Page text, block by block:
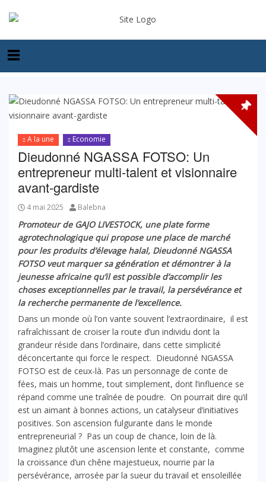
A la une Economie
Dieudonné NGASSA FOTSO: Un
entrepreneur multi-talent et visionnaire
avant-gardiste
4 mai 2025 Balebna
Promoteur de GAJO LIVESTOCK, une plate forme
agrotechnologique qui propose une place de marché
pour les produits d’élevage halal, Dieudonné NGASSA
FOTSO veut marquer sa génération et démontrer à la
jeunesse africaine qu’il est possible d’accomplir les
choses exceptionnelles par le travail, la persévérance et
la recherche permanente de l’excellence.
Dans un monde où l’on vante souvent l’extraordinaire, il est
rafraîchissant de croiser la route d’un individu dont la
grandeur réside dans l’ordinaire, dans cette simplicité
déconcertante qui force le respect. Dieudonné NGASSA
FOTSO est de ceux-là. Pas un personnage de conte de
fées, mais un homme, tout simplement, dont l’influence se
répand comme une traînée de poudre. On pourrait dire qu’il
est un aimant à bonnes actions, un catalyseur d’initiatives
positives. Son ascension fulgurante dans le monde
entrepreneurial ? Pas un coup de chance, loin de là.
Imaginez plutôt une ascension lente et constante, comme
la croissance d’un chêne majestueux, nourrie par la
persévérance, arrosée par la sueur du travail et ensoleillée